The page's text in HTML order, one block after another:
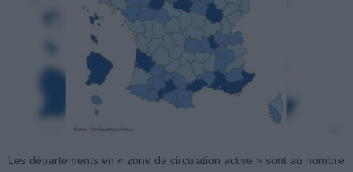
Les départements en « zone de circulation active » sont au nombre